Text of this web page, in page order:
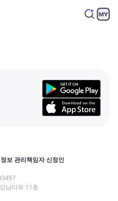
보 관리책임자 신정인
남타워 11층